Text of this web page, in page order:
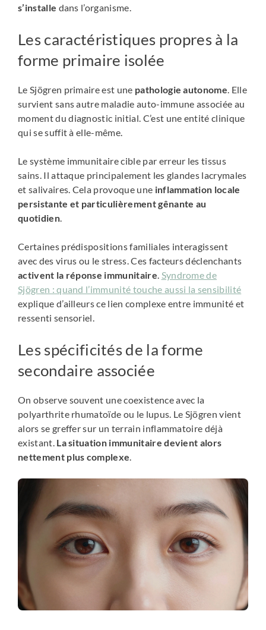
s’installe dans l’organisme.
Les caractéristiques propres à la
forme primaire isolée
Le Sjögren primaire est une pathologie autonome. Elle
survient sans autre maladie auto-immune associée au
moment du diagnostic initial. C’est une entité clinique
qui se suffit à elle-même.
Le système immunitaire cible par erreur les tissus
sains. Il attaque principalement les glandes lacrymales
et salivaires. Cela provoque une inflammation locale
persistante et particulièrement gênante au
quotidien.
Certaines prédispositions familiales interagissent
avec des virus ou le stress. Ces facteurs déclenchants
activent la réponse immunitaire. Syndrome de
Sjögren : quand l’immunité touche aussi la sensibilité
explique d’ailleurs ce lien complexe entre immunité et
ressenti sensoriel.
Les spécificités de la forme
secondaire associée
On observe souvent une coexistence avec la
polyarthrite rhumatoïde ou le lupus. Le Sjögren vient
alors se greffer sur un terrain inflammatoire déjà
existant. La situation immunitaire devient alors
nettement plus complexe.